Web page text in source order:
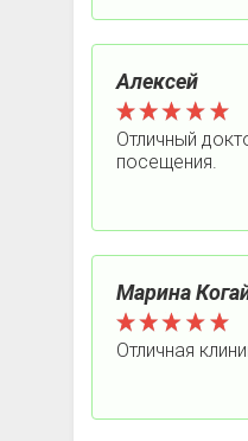
Алексей
Отличный
посещения.
Марина
Отличная